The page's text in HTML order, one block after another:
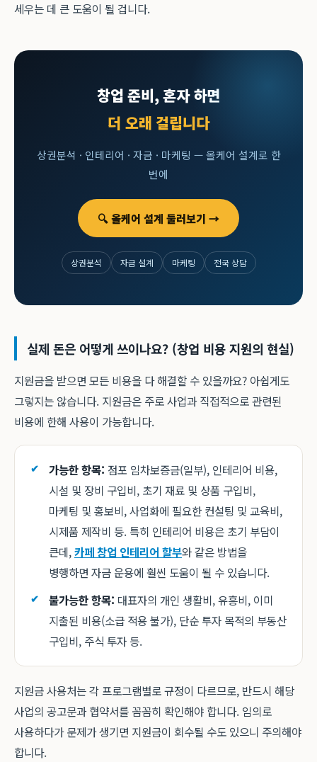
세우는 데 큰 도움이 될 겁니다.
창업 준비, 혼자 하면
더 오래 걸립니다
상권분석 · 인테리어 · 자금 · 마케팅 — 올케어 설계로 한
번에
🔍 올케어 설계 둘러보기 →
상권분석 자금 설계 마케팅 전국 상담
실제 돈은 어떻게 쓰이나요? (창업 비용 지원의 현실)
지원금을 받으면 모든 비용을 다 해결할 수 있을까요? 아쉽게도
그렇지는 않습니다. 지원금은 주로 사업과 직접적으로 관련된
비용에 한해 사용이 가능합니다.
가능한 항목: 점포 임차보증금(일부), 인테리어 비용,
시설 및 장비 구입비, 초기 재료 및 상품 구입비,
마케팅 및 홍보비, 사업화에 필요한 컨설팅 및 교육비,
시제품 제작비 등. 특히 인테리어 비용은 초기 부담이
큰데,카페 창업 인테리어 할부와 같은 방법을
병행하면 자금 운용에 훨씬 도움이 될 수 있습니다.
불가능한 항목: 대표자의 개인 생활비, 유흥비, 이미
지출된 비용(소급 적용 불가), 단순 투자 목적의 부동산
구입비, 주식 투자 등.
지원금 사용처는 각 프로그램별로 규정이 다르므로, 반드시 해당
사업의 공고문과 협약서를 꼼꼼히 확인해야 합니다. 임의로
사용하다가 문제가 생기면 지원금이 회수될 수도 있으니 주의해야
합니다.